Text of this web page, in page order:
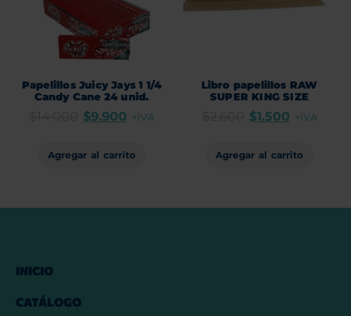
Papelillos Juicy Jays 1 1/4
Candy Cane 24 unid.
$9.900 +IVA
Agregar al carrito
Libro papelillos RAW
SUPER KING SIZE
$1.500 +IVA
Agregar al carrito
INICIO
CATÁLOGO